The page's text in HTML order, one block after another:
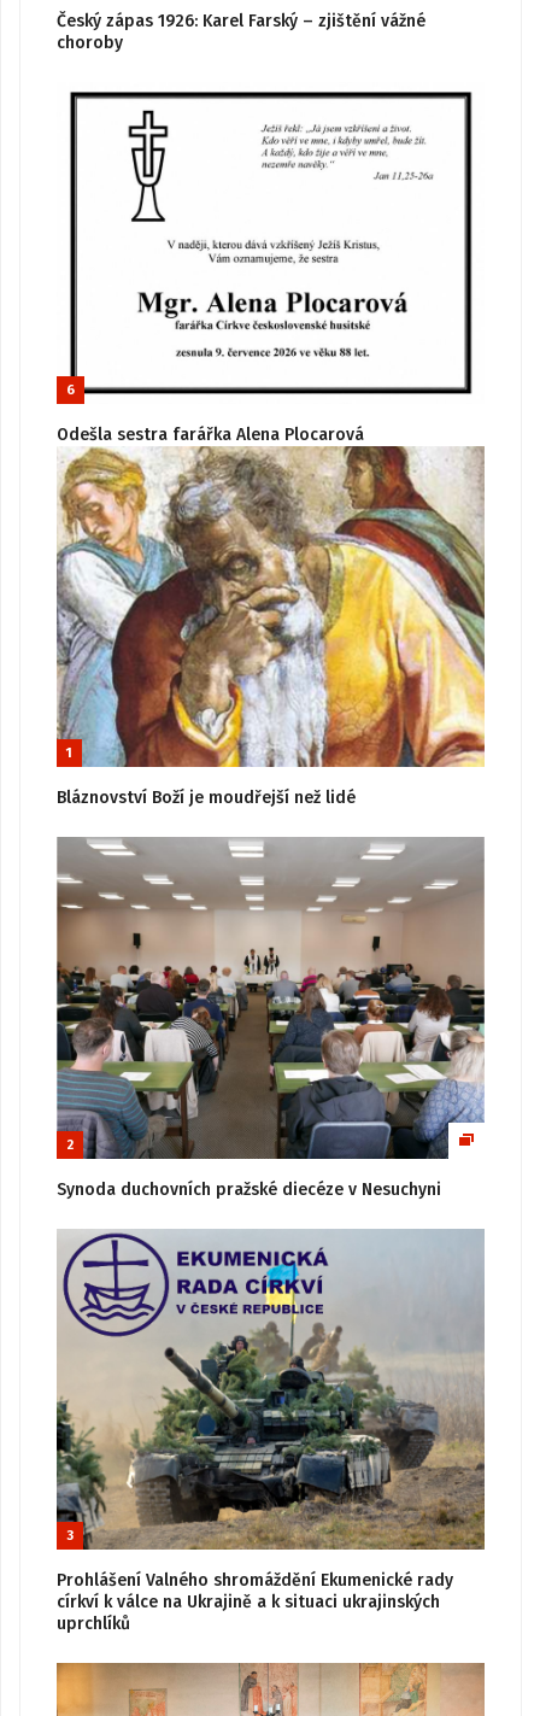
Český zápas 1926: Karel Farský – zjištění vážné
choroby
6
Odešla sestra farářka Alena Plocarová
1
Bláznovství Boží je moudřejší než lidé
2
Synoda duchovních pražské diecéze v Nesuchyni
3
Prohlášení Valného shromáždění Ekumenické rady
církví k válce na Ukrajině a k situaci ukrajinských
uprchlíků